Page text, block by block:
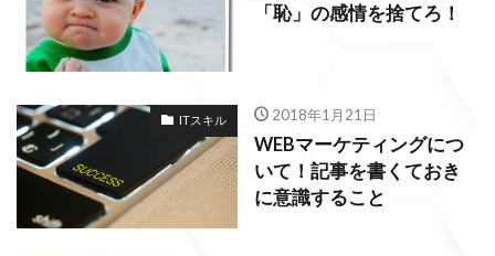
「恥」の感情を捨てろ！
ITスキル 2018年1月21日
WEBマーケティングにつ
いて！記事を書くておき
に意識すること